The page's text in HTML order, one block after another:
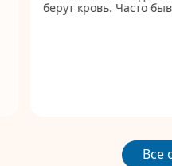
берут кровь. Часто
Все